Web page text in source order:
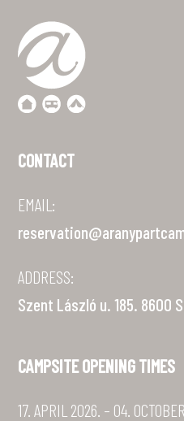
CONTACT
EMAIL:
ADDRESS:
Szent László u. 185. 8600
CAMPSITE OPENING TIMES
17. APRIL 2026. – 04.